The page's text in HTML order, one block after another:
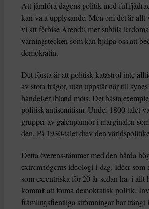
Att jämföra dagens politik med
kan vara upplysande. Men om det är allt
vi att förbise Arendts mer subtila
varningstecken som kan hjälpa oss att
demokratin.
Det första är att politisk katastrof inte
av stora frågor, utan uppstår när till
händelser ibland möts. Det bästa
politisk antisemitism. Under 1800-talet
grupper av galenpannor i marginalen
den. På 1930-talet drev den
Detta överensstämmer med den hårda
extremhögerns ideologi i dag. Idéer som
som excentriska för 20 år sedan har i allt
kommit att forma demokratisk politik.
främlingsfientliga strömningar har trängt